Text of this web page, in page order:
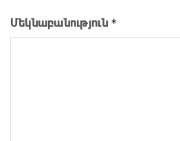
Մեկնաբանություն *